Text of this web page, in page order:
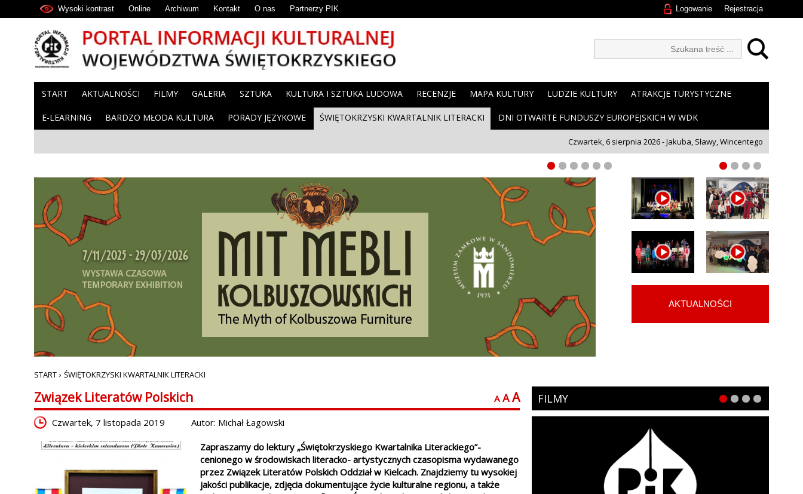
Rejestracja
Logowanie
Wysoki kontrast Online Archiwum Kontakt O nas Partnerzy PIK
START AKTUALNOŚCI FILMY GALERIA SZTUKA KULTURA I SZTUKA LUDOWA RECENZJE MAPA KULTURY LUDZIE KULTURY ATRAKCJE TURYSTYCZNE
E-LEARNING BARDZO MŁODA KULTURA PORADY JĘZYKOWE ŚWIĘTOKRZYSKI KWARTALNIK LITERACKI DNI OTWARTE FUNDUSZY EUROPEJSKICH W WDK
Czwartek, 6 sierpnia 2026 - Jakuba, Sławy, Wincentego
AKTUALNOŚCI
START › ŚWIĘTOKRZYSKI KWARTALNIK LITERACKI
Związek Literatów Polskich A A A
Czwartek, 7 listopada 2019 Autor: Michał Łagowski
Zapraszamy do lektury „Świętokrzyskiego Kwartalnika Literackiego”-
cenionego w środowiskach literacko- artystycznych czasopisma wydawanego
przez Związek Literatów Polskich Oddział w Kielcach. Znajdziemy tu wysokiej
jakości publikacje, zdjęcia dokumentujące życie kulturalne regionu, a także
FILMY